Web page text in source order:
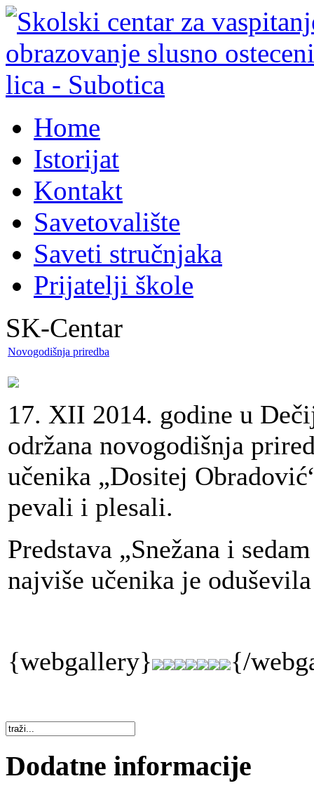
Home
Istorijat
Kontakt
Savetovalište
Saveti stručnjaka
Prijatelji škole
SK-Centar
Novogodišnja priredba
17. XII 2014. godine u
održana novogodišnja
učenika „Dositej
pevali i plesali.
Predstava „Snežana i
najviše učenika je
{webgallery} {/
Dodatne informacije